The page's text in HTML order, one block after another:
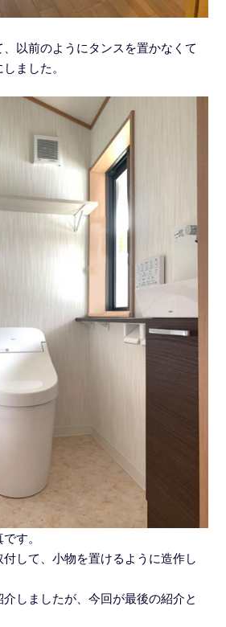
以前のようにタンスを置かなくて
ました。
す。
付して、小物を置けるように造作し
しましたが、今回が最後の紹介と